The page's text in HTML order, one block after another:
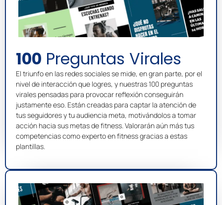
100 Preguntas Virales
El triunfo en las redes sociales se mide, en gran parte, por el
nivel de interacción que logres, y nuestras 100 preguntas
virales pensadas para provocar reflexión conseguirán
justamente eso. Están creadas para captar la atención de
tus seguidores y tu audiencia meta, motivándolos a tomar
acción hacia sus metas de fitness. Valorarán aún más tus
competencias como experto en fitness gracias a estas
plantillas.